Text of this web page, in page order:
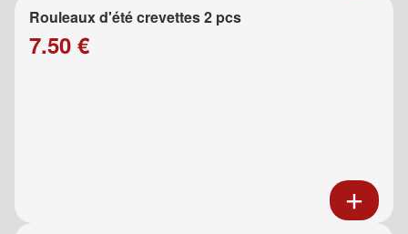
Rouleaux d'été crevettes 2 pcs
7.50 €